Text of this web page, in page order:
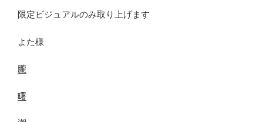
限定ビジュアルのみ取り上げます
よた様
朧
曙